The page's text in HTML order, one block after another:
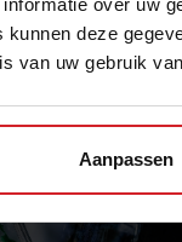
over uw
deze
van uw gebruik
Aanpassen